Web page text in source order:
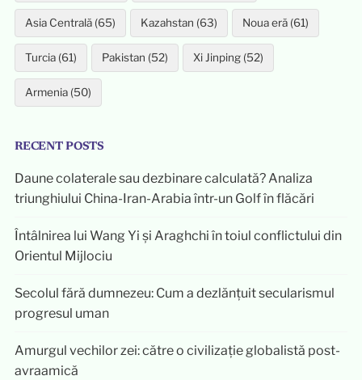
Asia Centrală (65) Kazahstan (63) Noua eră (61)
Turcia (61) Pakistan (52) Xi Jinping (52)
Armenia (50)
RECENT POSTS
Daune colaterale sau dezbinare calculată? Analiza
triunghiului China-Iran-Arabia într-un Golf în flăcări
Întâlnirea lui Wang Yi și Araghchi în toiul conflictului din
Orientul Mijlociu
Secolul fără dumnezeu: Cum a dezlănțuit secularismul
progresul uman
Amurgul vechilor zei: către o civilizație globalistă post-
avraamică